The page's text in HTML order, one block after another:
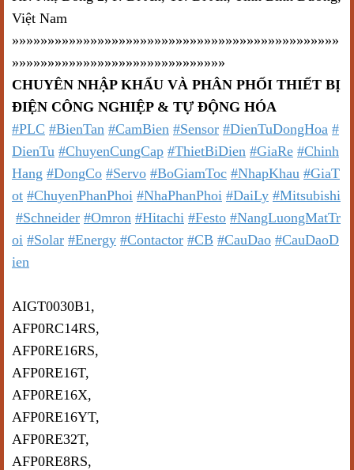
Việt Nam
»»»»»»»»»»»»»»»»»»»»»»»»»»»»»»»»»»»»»»»»»»»»»»
»»»»»»»»»»»»»»»»»»»»»»»»»»»»»»
CHUYÊN NHẬP KHẨU VÀ PHÂN PHỐI THIẾT BỊ
ĐIỆN CÔNG NGHIỆP & TỰ ĐỘNG HÓA
#PLC #BienTan #CamBien #Sensor #DienTuDongHoa #
DienTu #ChuyenCungCap #ThietBiDien #GiaRe #Chinh
Hang #DongCo #Servo #BoGiamToc #NhapKhau #GiaT
ot #ChuyenPhanPhoi #NhaPhanPhoi #DaiLy #Mitsubishi
#Schneider #Omron #Hitachi #Festo #NangLuongMatTr
oi #Solar #Energy #Contactor #CB #CauDao #CauDaoD
ien
AIGT0030B1,
AFP0RC14RS,
AFP0RE16RS,
AFP0RE16T,
AFP0RE16X,
AFP0RE16YT,
AFP0RE32T,
AFP0RE8RS,